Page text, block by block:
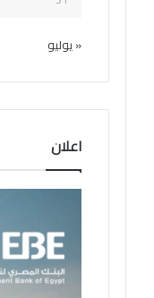
« يوليو
اعلان